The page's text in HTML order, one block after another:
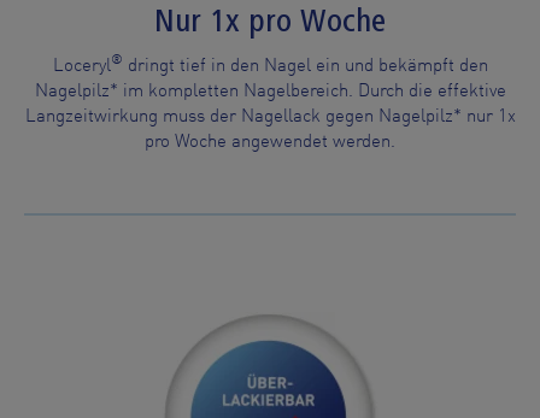
Nur 1x pro Woche
Loceryl® dringt tief in den Nagel ein und bekämpft den
Nagelpilz* im kompletten Nagelbereich. Durch die effektive
Langzeitwirkung muss der Nagellack gegen Nagelpilz* nur 1x
pro Woche angewendet werden.